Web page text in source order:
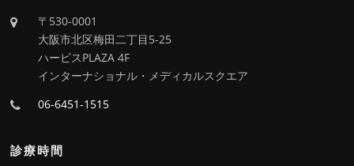
〒530-0001
大阪市北区梅田二丁目5-25
ハービスPLAZA 4F
インターナショナル・メディカルスクエア
06-6451-1515
診療時間